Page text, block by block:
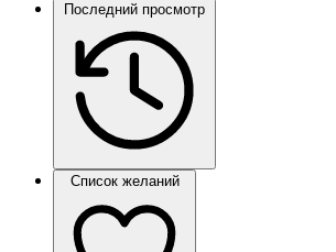
Последний просмотр
Список желаний